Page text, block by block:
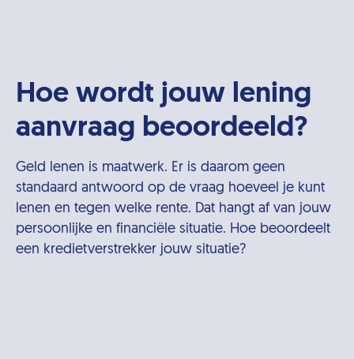
Hoe wordt jouw lening
aanvraag beoordeeld?
Geld lenen is maatwerk. Er is daarom geen
standaard antwoord op de vraag hoeveel je kunt
lenen en tegen welke rente. Dat hangt af van jouw
persoonlijke en financiële situatie. Hoe beoordeelt
een kredietverstrekker jouw situatie?